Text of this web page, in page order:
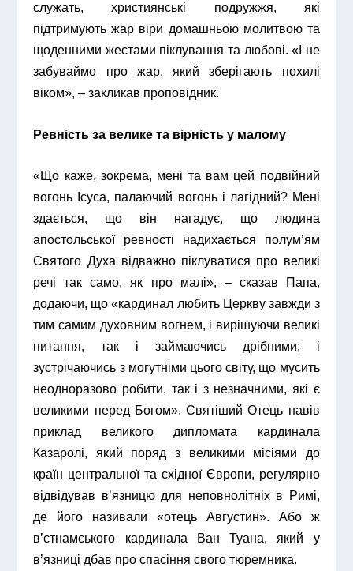
служать, християнські подружжя, які
підтримують жар віри домашньою молитвою та
щоденними жестами піклування та любові. «І не
забуваймо про жар, який зберігають похилі
віком», – закликав проповідник.
Ревність за велике та вірність у малому
«Що каже, зокрема, мені та вам цей подвійний
вогонь Ісуса, палаючий вогонь і лагідний? Мені
здається, що він нагадує, що людина
апостольської ревності надихається полум’ям
Святого Духа відважно піклуватися про великі
речі так само, як про малі», – сказав Папа,
додаючи, що «кардинал любить Церкву завжди з
тим самим духовним вогнем, і вирішуючи великі
питання, так і займаючись дрібними; і
зустрічаючись з могутніми цього світу, що мусить
неодноразово робити, так і з незначними, які є
великими перед Богом». Святіший Отець навів
приклад великого дипломата кардинала
Казаролі, який поряд з великими місіями до
країн центральної та східної Європи, регулярно
відвідував в’язницю для неповнолітніх в Римі,
де його називали «отець Августин». Або ж
в’єтнамського кардинала Ван Туана, який у
в’язниці дбав про спасіння свого тюремника.